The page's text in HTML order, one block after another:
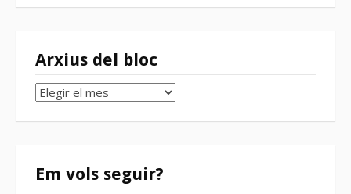
Arxius del bloc
Arxius
bloc
Em vols seguir?